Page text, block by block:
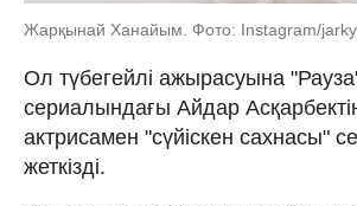
Жарқынай Ханайым. Фото: Instagram/
Ол түбегейлі ажырасуына
сериалындағы Айдар
актрисамен "сүйіскен сахнасы"
жеткізді.